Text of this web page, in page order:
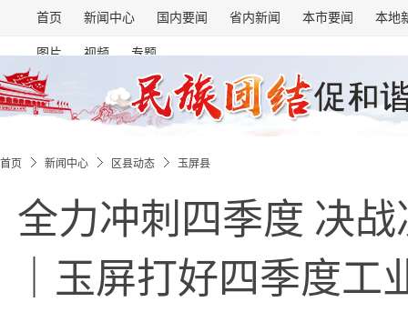
首页 新闻中心 国内要闻 省内新闻 本市要闻 本地
图片 视频 专题
首页 新闻中心 区县动态 玉屏县
全力冲刺四季度 决
｜玉屏打好四季度工